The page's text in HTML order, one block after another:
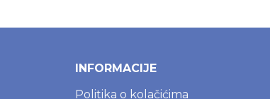
INFORMACIJE
Politika o kolačićima